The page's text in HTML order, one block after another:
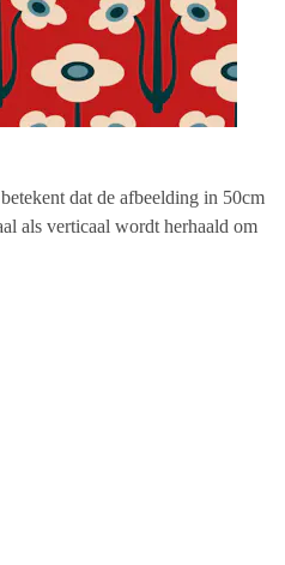
dat de afbeelding in 50cm
als verticaal wordt herhaald om